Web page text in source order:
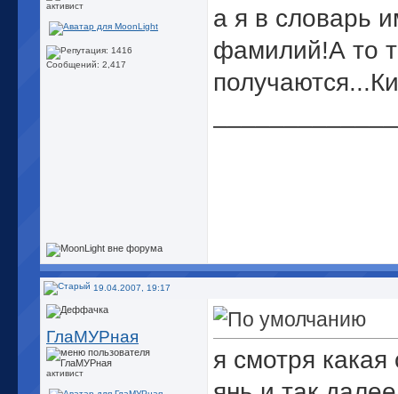
активист
Сообщений: 2,417
а я в словарь
фамилий!А то
Offline.
19.04.2007, 19:17
ГлаМУРная
активист
я смотря